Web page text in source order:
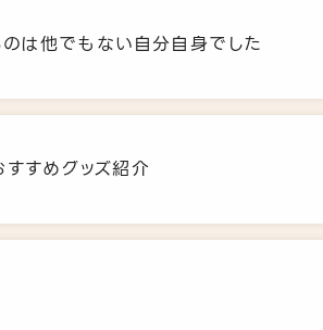
は他でもない自分自身でした
すめグッズ紹介